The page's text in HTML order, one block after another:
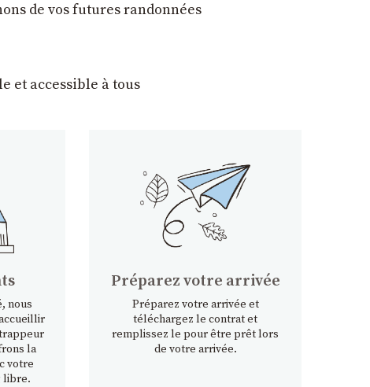
de vos futures randonnées
et accessible à tous
nous
la
votre
libre.
Préparez votre arrivée
Préparez votre arrivée et
téléchargez le contrat et
remplissez le pour être prêt lors
de votre arrivée.